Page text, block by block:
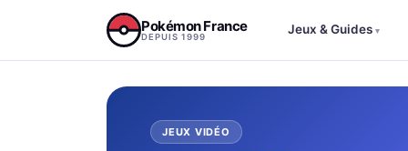
Pokémon France
DEPUIS 1999
Jeux & Guides ▾
JEUX VIDÉO